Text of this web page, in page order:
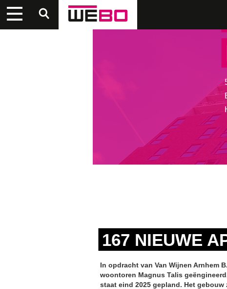
167 NIEUWE
In opdracht van Van Wijnen Arnhem
woontoren Magnus Talis
staat eind 2025 gepland. Het